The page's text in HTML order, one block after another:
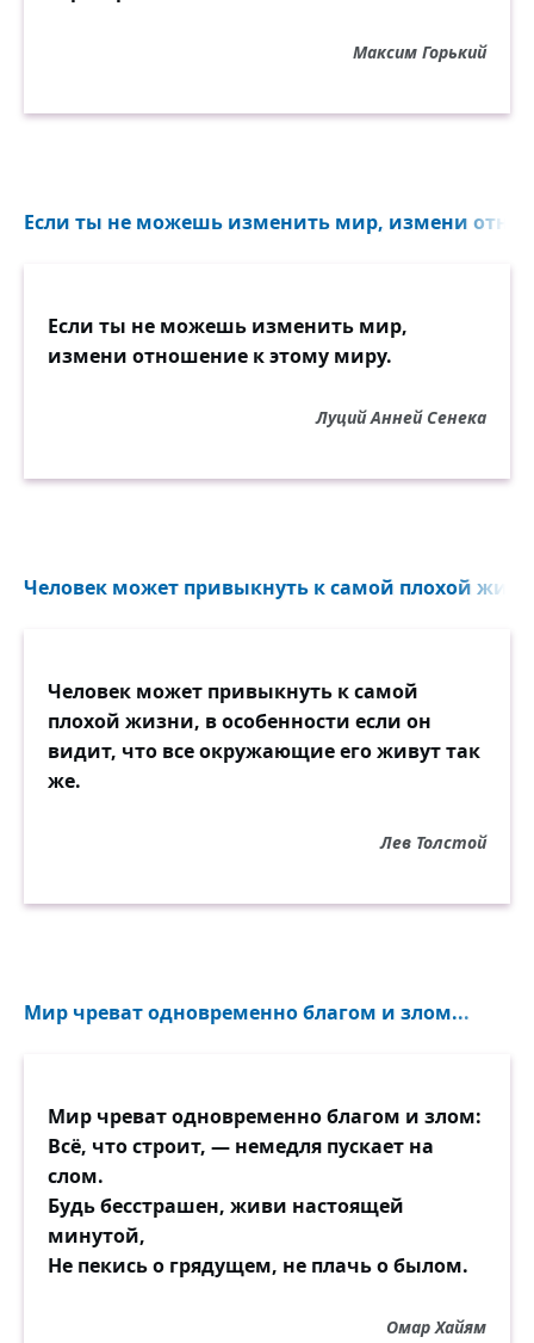
Максим Горький
Если ты не можешь изменить мир, измени
Если ты не можешь изменить мир,
измени отношение к этому миру.
Луций Анней Сенека
Человек может привыкнуть к самой плохой
Человек может привыкнуть к самой
плохой жизни, в особенности если он
видит, что все окружающие его живут так
же.
Лев Толстой
Мир чреват одновременно благом и злом...
Мир чреват одновременно благом и злом:
Всё, что строит, — немедля пускает на
слом.
Будь бесстрашен, живи настоящей
минутой,
Не пекись о грядущем, не плачь о былом.
Омар Хайям